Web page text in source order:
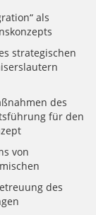
als
strategischen
des
für den
von
des